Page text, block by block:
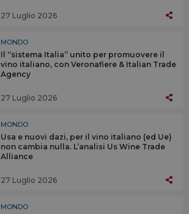
27 Luglio 2026
MONDO
Il “sistema Italia” unito per promuovere il
vino italiano, con Veronafiere & Italian Trade
Agency
27 Luglio 2026
MONDO
Usa e nuovi dazi, per il vino italiano (ed Ue)
non cambia nulla. L’analisi Us Wine Trade
Alliance
27 Luglio 2026
MONDO